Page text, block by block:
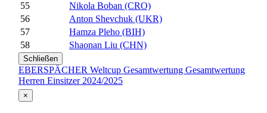
55
Nikola Boban (CRO)
56
Anton Shevchuk (UKR)
57
Hamza Pleho (BIH)
58
Shaonan Liu (CHN)
Schließen
EBERSPÄCHER Weltcup Gesamtwertung Gesamtwertung
Herren Einsitzer 2024/2025
×